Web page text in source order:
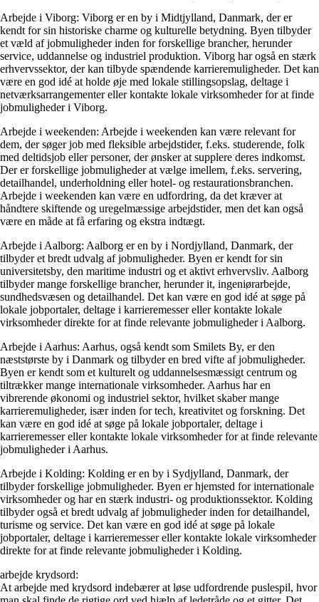
Arbejde i Viborg: Viborg er en by i Midtjylland, Danmark, der er
kendt for sin historiske charme og kulturelle betydning. Byen tilbyder
et væld af jobmuligheder inden for forskellige brancher, herunder
service, uddannelse og industriel produktion. Viborg har også en stærk
erhvervssektor, der kan tilbyde spændende karrieremuligheder. Det kan
være en god idé at holde øje med lokale stillingsopslag, deltage i
netværksarrangementer eller kontakte lokale virksomheder for at finde
jobmuligheder i Viborg.
Arbejde i weekenden: Arbejde i weekenden kan være relevant for
dem, der søger job med fleksible arbejdstider, f.eks. studerende, folk
med deltidsjob eller personer, der ønsker at supplere deres indkomst.
Der er forskellige jobmuligheder at vælge imellem, f.eks. servering,
detailhandel, underholdning eller hotel- og restaurationsbranchen.
Arbejde i weekenden kan være en udfordring, da det kræver at
håndtere skiftende og uregelmæssige arbejdstider, men det kan også
være en måde at få erfaring og ekstra indtægt.
Arbejde i Aalborg: Aalborg er en by i Nordjylland, Danmark, der
tilbyder et bredt udvalg af jobmuligheder. Byen er kendt for sin
universitetsby, den maritime industri og et aktivt erhvervsliv. Aalborg
tilbyder mange forskellige brancher, herunder it, ingeniørarbejde,
sundhedsvæsen og detailhandel. Det kan være en god idé at søge på
lokale jobportaler, deltage i karrieremesser eller kontakte lokale
virksomheder direkte for at finde relevante jobmuligheder i Aalborg.
Arbejde i Aarhus: Aarhus, også kendt som Smilets By, er den
næststørste by i Danmark og tilbyder en bred vifte af jobmuligheder.
Byen er kendt som et kulturelt og uddannelsesmæssigt centrum og
tiltrækker mange internationale virksomheder. Aarhus har en
vibrerende økonomi og industriel sektor, hvilket skaber mange
karrieremuligheder, især inden for tech, kreativitet og forskning. Det
kan være en god idé at søge på lokale jobportaler, deltage i
karrieremesser eller kontakte lokale virksomheder for at finde relevante
jobmuligheder i Aarhus.
Arbejde i Kolding: Kolding er en by i Sydjylland, Danmark, der
tilbyder forskellige jobmuligheder. Byen er hjemsted for internationale
virksomheder og har en stærk industri- og produktionssektor. Kolding
tilbyder også et bredt udvalg af jobmuligheder inden for detailhandel,
turisme og service. Det kan være en god idé at søge på lokale
jobportaler, deltage i karrieremesser eller kontakte lokale virksomheder
direkte for at finde relevante jobmuligheder i Kolding.
arbejde krydsord:
At arbejde med krydsord indebærer at løse udfordrende puslespil, hvor